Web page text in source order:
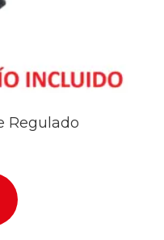
Regulado